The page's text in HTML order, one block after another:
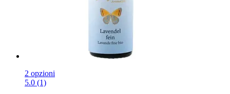
2 opzioni
5.0 (1)